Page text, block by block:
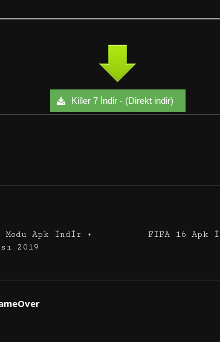
Killer 7 İndir - (Direkt indir)
Apk İndir +
2019
FIFA 16 Apk